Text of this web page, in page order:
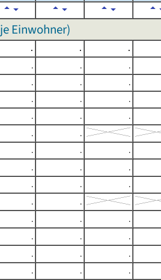
Einwohner)
. . .
. . .
. . .
. . .
. . .
.
.
. . .
. . .
. . .
.
.
. . .
. . .
. . .
. . .